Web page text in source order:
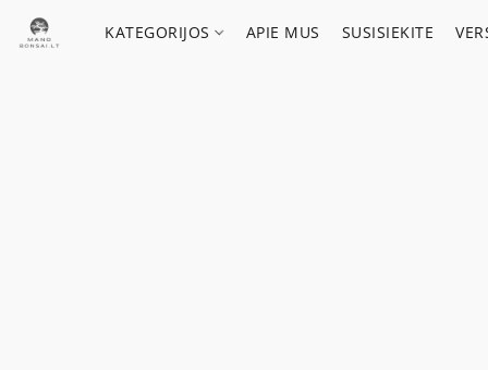
KATEGORIJOS APIE MUS SUSISIEKITE